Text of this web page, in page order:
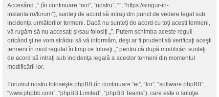
Accesând „” (în continuare “noi”, “nostru”, “”, “https://singur-in-
instanta.ro/forum”), sunteţi de acord să intraţi din punct de vedere legal sub
incidenţa următorilor termeni. Dacă nu sunteţi de acord cu toţi aceşti termeni,
vă rugăm să nu accesaţi şi/sau folosiţi „”. Putem schimba aceste reguli
oricând şi ne vom strădui să vă informăm, deşi ar fi prudent să verificaţi aceşti
termeni în mod regulat în timp ce folosiţi „” pentru că după modificări sunteţi
de acord să intraţi sub incidenţa legală a acestor termeni din momentul
modificării lor.
Forumul nostru foloseşte phpBB (în continuare “ei”, “lor”, “software phpBB”,
“www.phpbb.com”, “phpBB Limited”, “phpBB Teams”), care este o soluţie